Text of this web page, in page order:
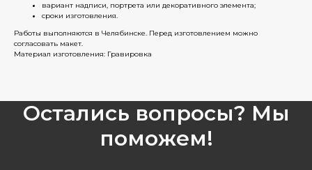
вариант надписи, портрета или декоративного элемента;
сроки изготовления.
Работы выполняются в Челябинске. Перед изготовлением можно
согласовать макет.
Материал изготовления: Гравировка
Остались вопросы? Мы
поможем!